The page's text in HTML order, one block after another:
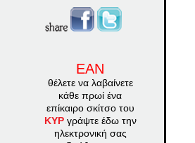
ΕΑΝ
θέλετε να λαβαίνετε
κάθε πρωί ένα
επίκαιρο σκίτσο του
ΚΥΡγράψτε έδω την
ηλεκτρονική σας